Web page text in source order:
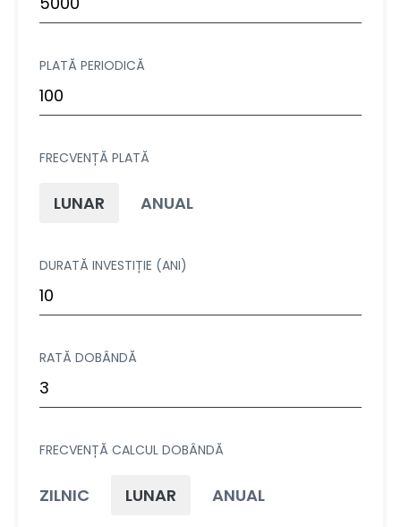
PLATĂ PERIODICĂ
FRECVENȚĂ PLATĂ
LUNAR ANUAL
DURATĂ INVESTIȚIE (ANI)
RATĂ DOBÂNDĂ
FRECVENȚĂ CALCUL DOBÂNDĂ
ZILNIC LUNAR ANUAL